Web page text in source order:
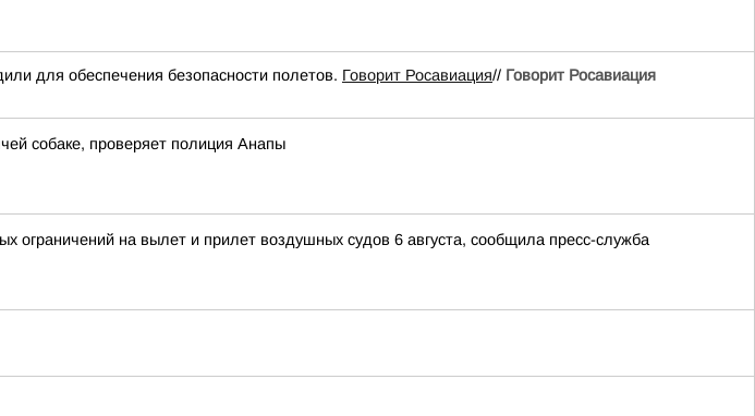
для обеспечения безопасности полетов. Говорит Росавиация// Говорит Росавиация
собаке, проверяет полиция Анапы
на вылет и прилет воздушных судов 6 августа, сообщила пресс-служба